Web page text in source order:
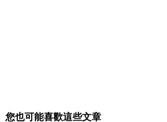
您也可能喜歡這些文章